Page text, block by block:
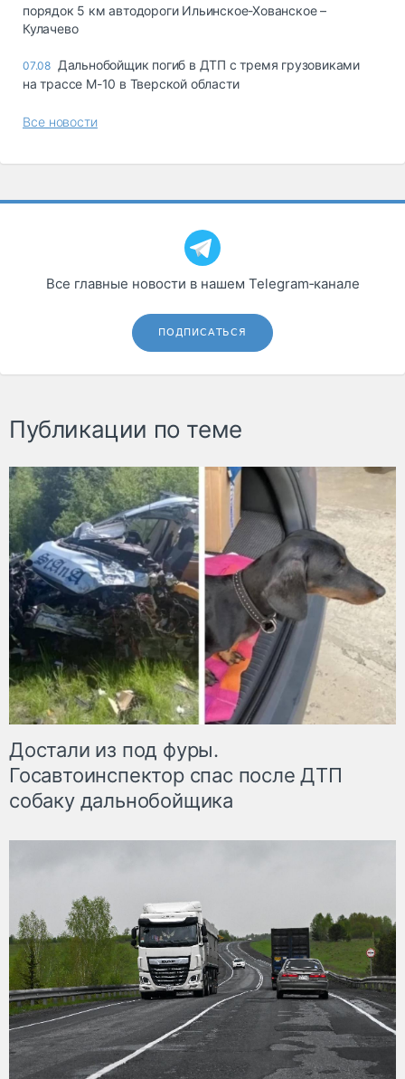
порядок 5 км автодороги Ильинское-Хованское –
Кулачево
07.08 Дальнобойщик погиб в ДТП с тремя грузовиками
на трассе М-10 в Тверской области
Все новости
Все главные новости в нашем Telegram‑канале
ПОДПИСАТЬСЯ
Публикации по теме
Достали из под фуры.
Госавтоинспектор спас после ДТП
собаку дальнобойщика